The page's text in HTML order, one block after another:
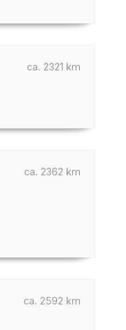
ca. 2321 km
ca. 2362 km
ca. 2592 km